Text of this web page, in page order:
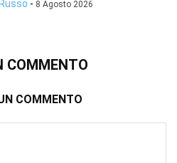
- 8 Agosto 2026
COMMENTO
COMMENTO